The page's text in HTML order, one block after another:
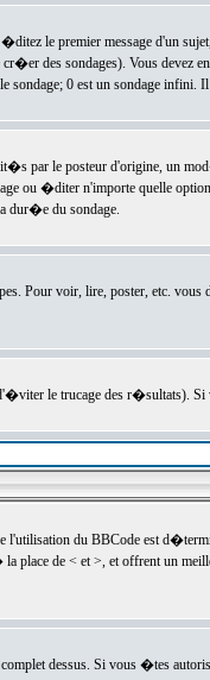
le premier message d'un
cr�er des sondages). Vous
0 est un sondage
par le posteur d'origine, un
ou �diter n'importe quelle
dur�e du sondage.
Pour voir, lire, poster, etc.
le trucage des r�sultats).
du BBCode est
place de < et >, et offrent un
dessus. Si vous �tes